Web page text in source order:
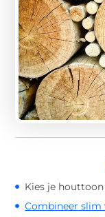
Kies je
Combineer slim